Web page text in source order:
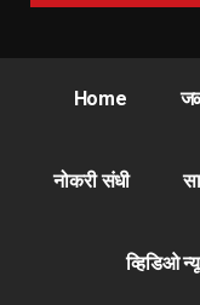
Home
नोकरी संधी
व्हिडिओ